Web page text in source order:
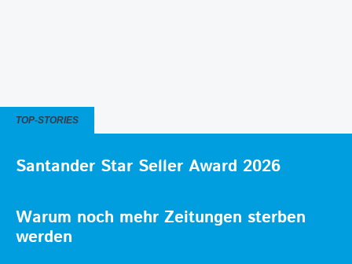
TOP-STORIES
Santander Star Seller Award 2026
Warum noch mehr Zeitungen sterben
werden